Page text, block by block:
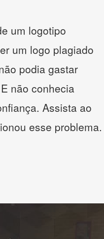
um logotipo
um logo plagiado
podia gastar
não conhecia
Assista ao
esse problema.